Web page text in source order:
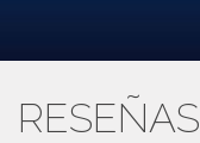
RESEÑAS